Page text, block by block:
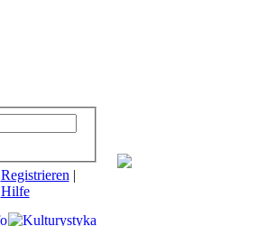
Registrieren |
Hilfe